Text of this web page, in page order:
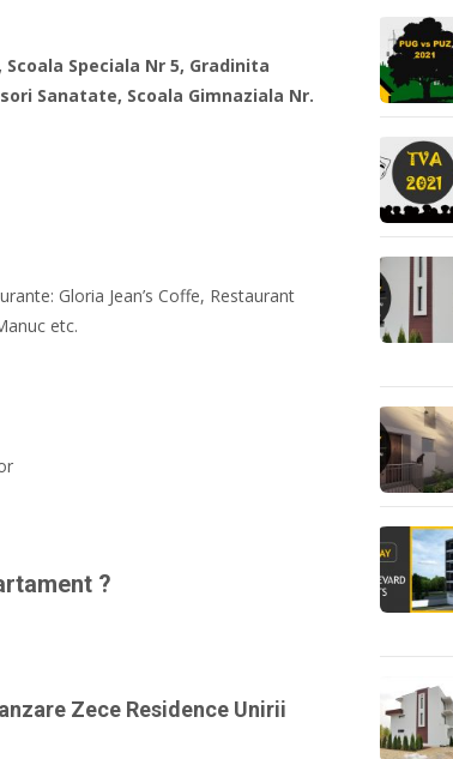
Speciala Nr 5, Gradinita
Sanatate, Scoala Gimnaziala Nr.
Gloria Jean’s Coffe, Restaurant
etc.
?
Zece Residence Unirii